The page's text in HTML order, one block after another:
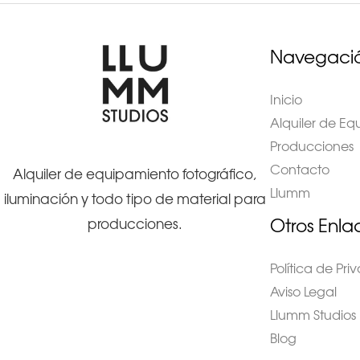
Alquiler de equipamiento fotográfico,
iluminación y todo tipo de material para
producciones.
Inicio
Alquiler de
Producciones
Contacto
Llumm
Otros
Política de
Aviso Legal
Llumm Studios
Blog